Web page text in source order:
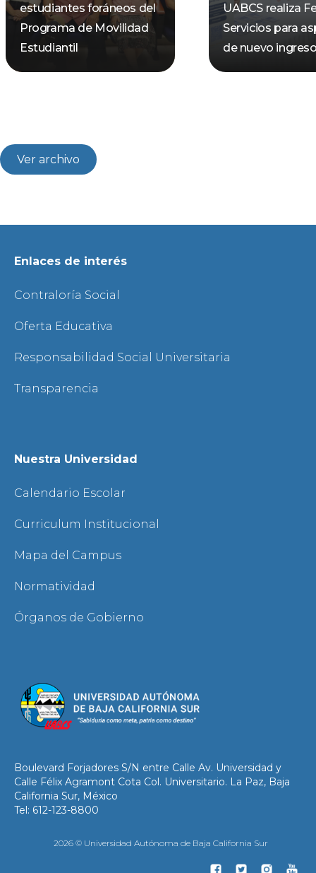
estudiantes foráneos del
Programa de Movilidad
Estudiantil
UABCS realiza
Servicios para
de nuevo
Ver archivo
Enlaces de interés
Contraloría Social
Oferta Educativa
Responsabilidad Social Universitaria
Transparencia
Nuestra Universidad
Calendario Escolar
Curriculum Institucional
Mapa del Campus
Normatividad
Órganos de Gobierno
Boulevard Forjadores S/N entre Calle Av. Universidad y
Calle Félix Agramont Cota Col. Universitario. La Paz, Baja
California Sur, México
Tel: 612-123-8800
2026 © Universidad Autónoma de Baja California Sur